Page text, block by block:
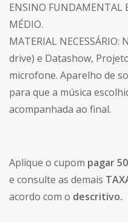
ENSINO FUNDAMENTAL
MÉDIO.
MATERIAL
drive) e Datashow,
microfone. Aparelho de
para que a música
acompanhada ao final.
Aplique o cupom pagar
e consulte as demais
acordo com o descritivo.